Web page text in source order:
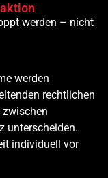
werden – nicht
werden
rechtlichen
zwischen
unterscheiden.
individuell vor